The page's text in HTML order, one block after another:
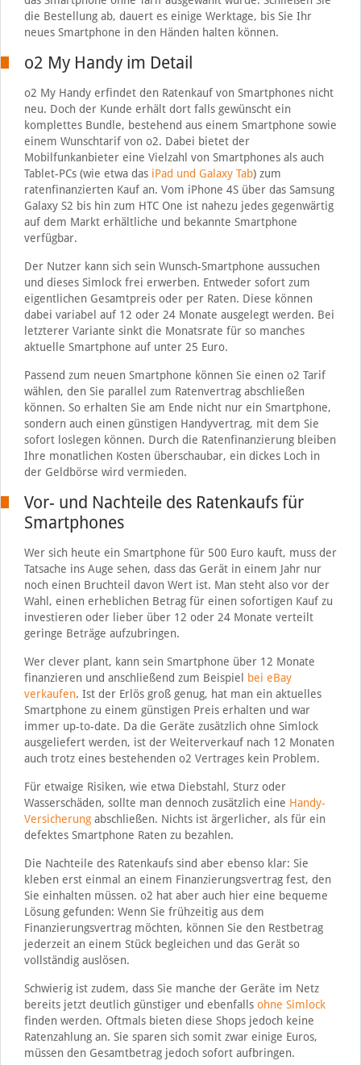
die Bestellung ab, dauert es einige Werktage, bis Sie Ihr
neues Smartphone in den Händen halten können.
o2 My Handy im Detail
o2 My Handy erfindet den Ratenkauf von Smartphones nicht
neu. Doch der Kunde erhält dort falls gewünscht ein
komplettes Bundle, bestehend aus einem Smartphone sowie
einem Wunschtarif von o2. Dabei bietet der
Mobilfunkanbieter eine Vielzahl von Smartphones als auch
Tablet-PCs (wie etwa das iPad und Galaxy Tab) zum
ratenfinanzierten Kauf an. Vom iPhone 4S über das Samsung
Galaxy S2 bis hin zum HTC One ist nahezu jedes gegenwärtig
auf dem Markt erhältliche und bekannte Smartphone
verfügbar.
Der Nutzer kann sich sein Wunsch-Smartphone aussuchen
und dieses Simlock frei erwerben. Entweder sofort zum
eigentlichen Gesamtpreis oder per Raten. Diese können
dabei variabel auf 12 oder 24 Monate ausgelegt werden. Bei
letzterer Variante sinkt die Monatsrate für so manches
aktuelle Smartphone auf unter 25 Euro.
Passend zum neuen Smartphone können Sie einen o2 Tarif
wählen, den Sie parallel zum Ratenvertrag abschließen
können. So erhalten Sie am Ende nicht nur ein Smartphone,
sondern auch einen günstigen Handyvertrag, mit dem Sie
sofort loslegen können. Durch die Ratenfinanzierung bleiben
Ihre monatlichen Kosten überschaubar, ein dickes Loch in
der Geldbörse wird vermieden.
Vor- und Nachteile des Ratenkaufs für
Smartphones
Wer sich heute ein Smartphone für 500 Euro kauft, muss der
Tatsache ins Auge sehen, dass das Gerät in einem Jahr nur
noch einen Bruchteil davon Wert ist. Man steht also vor der
Wahl, einen erheblichen Betrag für einen sofortigen Kauf zu
investieren oder lieber über 12 oder 24 Monate verteilt
geringe Beträge aufzubringen.
Wer clever plant, kann sein Smartphone über 12 Monate
finanzieren und anschließend zum Beispiel
bei eBay
verkaufen. Ist der Erlös groß genug, hat man ein aktuelles
Smartphone zu einem günstigen Preis erhalten und war
immer up-to-date. Da die Geräte zusätzlich ohne Simlock
ausgeliefert werden, ist der Weiterverkauf nach 12 Monaten
auch trotz eines bestehenden o2 Vertrages kein Problem.
Für etwaige Risiken, wie etwa Diebstahl, Sturz oder
Wasserschäden, sollte man dennoch zusätzlich eine Handy-
Versicherungabschließen. Nichts ist ärgerlicher, als für ein
defektes Smartphone Raten zu bezahlen.
Die Nachteile des Ratenkaufs sind aber ebenso klar: Sie
kleben erst einmal an einem Finanzierungsvertrag fest, den
Sie einhalten müssen. o2 hat aber auch hier eine bequeme
Lösung gefunden: Wenn Sie frühzeitig aus dem
Finanzierungsvertrag möchten, können Sie den Restbetrag
jederzeit an einem Stück begleichen und das Gerät so
vollständig auslösen.
Schwierig ist zudem, dass Sie manche der Geräte im Netz
bereits jetzt deutlich günstiger und ebenfalls ohne Simlock
finden werden. Oftmals bieten diese Shops jedoch keine
Ratenzahlung an. Sie sparen sich somit zwar einige Euros,
müssen den Gesamtbetrag jedoch sofort aufbringen.